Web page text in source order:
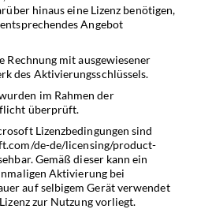
hinaus eine Lizenz benötigen,
Angebot
Rechnung mit ausgewiesener
des Aktivierungsschlüssels.
im Rahmen der
überprüft.
Lizenzbedingungen sind
de-de/licensing/product-
Gemäß dieser kann ein
Aktivierung bei
auf selbigem Gerät verwendet
zur Nutzung vorliegt.